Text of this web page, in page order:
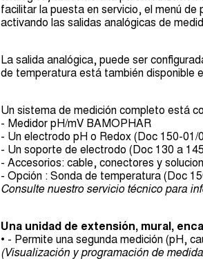
facilitar la puesta en servicio, el menú de
activando las salidas analógicas de
La salida analógica, puede ser
de temperatura está también disponible
Un sistema de medición completo está
- Medidor pH/mV BAMOPHAR
- Un electrodo pH o Redox (Doc 150-01/
- Un soporte de electrodo (Doc 130 a
- Accesorios: cable, conectores y
- Opción : Sonda de temperatura (Doc
Consulte nuestro servicio técnico para
Una unidad de extensión, mural,
• - Permite una segunda medición (pH,
(Visualización y programación de